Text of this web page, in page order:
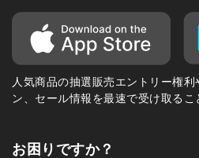
人気商品の抽選販売エントリー権
ン、セール情報を最速で受け取るこ
お困りですか？